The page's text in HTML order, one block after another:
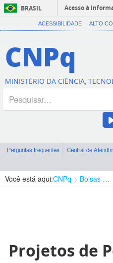
BRASIL
Acesso à
ACESSIBILIDADE ALTO
CNPq
MINISTÉRIO DA CIÊNCIA,
Perguntas frequentes Central de
Você está aqui:CNPq Bolsas e Auxílios Vigentes
Projetos de